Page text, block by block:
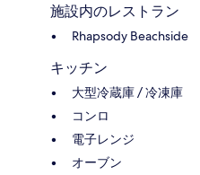
施設内のレストラン
Rhapsody Beachside
キッチン
大型冷蔵庫 / 冷凍庫
コンロ
電子レンジ
オーブン